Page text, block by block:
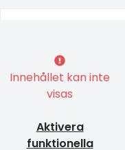
Innehållet kan inte
visas
Aktivera
funktionella